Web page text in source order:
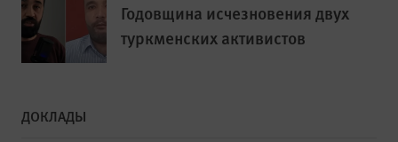
Годовщина исчезновения двух
туркменских активистов
ДОКЛАДЫ